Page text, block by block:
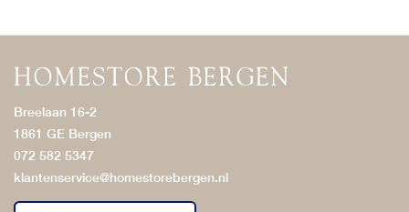
Breelaan 16-2
1861 GE Bergen
072 582 5347
klantenservice@homestorebergen.nl